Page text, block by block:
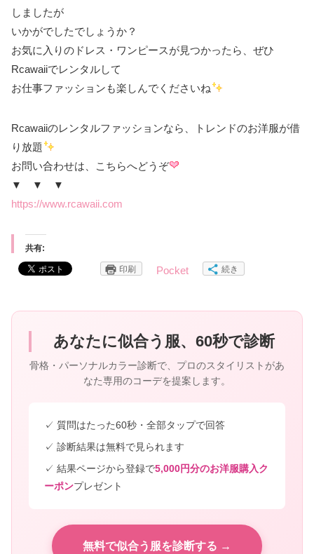
しましたが
いかがでしたでしょうか？
お気に入りのドレス・ワンピースが見つかったら、ぜひ
Rcawaiiでレンタルして
お仕事ファッションも楽しんでくださいね
Rcawaiiのレンタルファッションなら、トレンドのお洋服が借
り放題
お問い合わせは、こちらへどうぞ
▼ ▼ ▼
https://www.rcawaii.com
共有:
印刷 Pocket 続き
あなたに似合う服、60秒で診断
骨格・パーソナルカラー診断で、プロのスタイリストがあ
なた専用のコーデを提案します。
✓ 質問はたった60秒・全部タップで回答
✓ 診断結果は無料で見られます
✓ 結果ページから登録で5,000円分のお洋服購入ク
ーポンプレゼント
無料で似合う服を診断する →